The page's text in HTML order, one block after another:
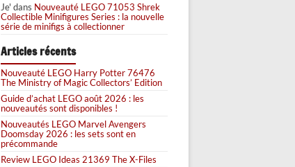
Je' dans Nouveauté LEGO 71053 Shrek
Collectible Minifigures Series : la nouvelle
série de minifigs à collectionner
Articles récents
Nouveauté LEGO Harry Potter 76476
The Ministry of Magic Collectors’ Edition
Guide d’achat LEGO août 2026 : les
nouveautés sont disponibles !
Nouveautés LEGO Marvel Avengers
Doomsday 2026 : les sets sont en
précommande
Review LEGO Ideas 21369 The X-Files